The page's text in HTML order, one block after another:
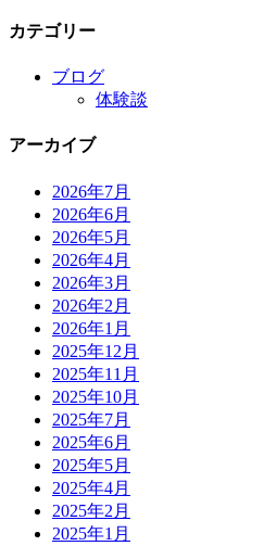
カテゴリー
ブログ
体験談
アーカイブ
2026年7月
2026年6月
2026年5月
2026年4月
2026年3月
2026年2月
2026年1月
2025年12月
2025年11月
2025年10月
2025年7月
2025年6月
2025年5月
2025年4月
2025年2月
2025年1月